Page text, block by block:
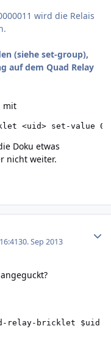
wird die Relais
(siehe set-group),
auf dem Quad Relay
mit
<uid> set-value 0
Doku etwas
nicht weiter.
30. Sep 2013
relay-bricklet $uid